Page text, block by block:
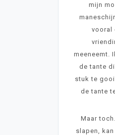
mijn
vooral
meeneemt.
de tante
stuk te
de tante
Maar
slapen,